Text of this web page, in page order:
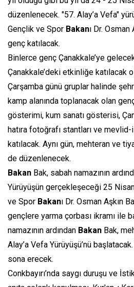
düzenlenecek. "57. Alay’a Vefa"
Gençlik ve Spor Bakanı Dr.
genç katılacak.
Binlerce genç Çanakkale’ye
Çanakkale’deki etkinliğe katılacak
Çarşamba günü gruplar halinde
kamp alanında toplanacak olan
gösterimi, kum sanatı gösterisi,
hatıra fotoğrafı stantları ve
katılacak. Aynı gün, mehteran ve
de düzenlenecek.
Bakan Bak, sabah namazının
Yürüyüşün gerçekleşeceği 25
ve Spor Bakanı Dr. Osman Aşkın
gençlere yarma çorbası ikramı ile
namazının ardından Bakan Bak,
Alay’a Vefa Yürüyüşü’nü başlatacak.
sona erecek.
Conkbayırı’nda saygı duruşu ve